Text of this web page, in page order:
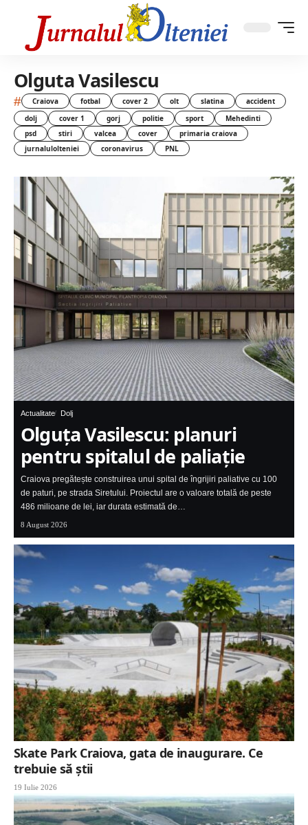
Olguta Vasilescu
# Craiova fotbal cover 2 olt slatina
accident
dolj
cover 1 gorj politie sport
Mehedinti
psd
stiri valcea cover
primaria craiova
jurnalulolteniei
coronavirus PNL
Actualitate Dolj
Olguța Vasilescu: planuri
pentru spitalul de paliație
Craiova pregătește construirea unui spital de îngrijiri paliative cu 100
de paturi, pe strada Siretului. Proiectul are o valoare totală de peste
486 milioane de lei, iar durata estimată de…
8 August 2026
Skate Park Craiova, gata de inaugurare. Ce
trebuie să știi
19 Iulie 2026